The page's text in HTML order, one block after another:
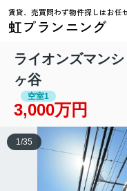
賃貸、売買問わず物件探しはお任
虹プランニング
ライオンズマン
ヶ谷
空室1
3,000万円
1 /35